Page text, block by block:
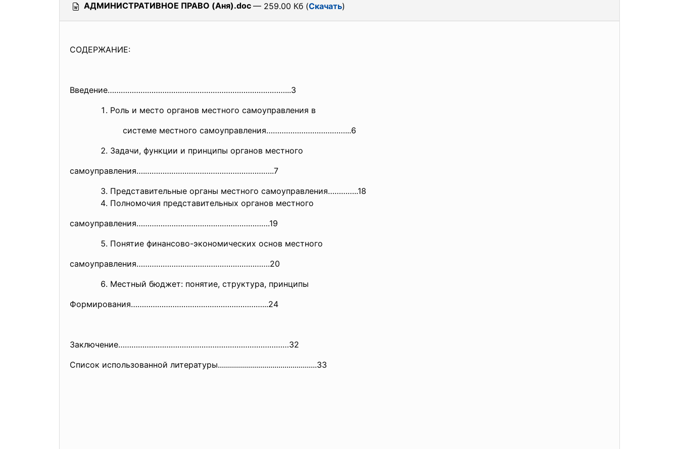
АДМИНИСТРАТИВНОЕ ПРАВО (Аня).doc — 259.00 Кб (Скачать)
СОДЕРЖАНИЕ:
Введение………………………………………………………………………...3
Роль и место органов местного самоуправления в
системе местного самоуправления………………………………...6
Задачи, функции и принципы органов местного
самоуправления….…………………………………………………..7
Представительные органы местного самоуправления…………..18
Полномочия представительных органов местного
самоуправления…………………………………………………….19
Понятие финансово-экономических основ местного
самоуправления…………………………………………………….20
Местный бюджет: понятие, структура, принципы
Формирования……………………………………………………...24
Заключение……………………………………………………………………32
Список использованной литературы.................................................33